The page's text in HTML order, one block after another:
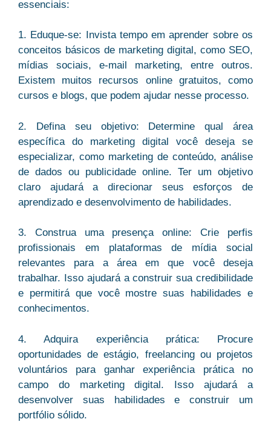
essenciais:
1. Eduque-se: Invista tempo em aprender sobre os
conceitos básicos de marketing digital, como SEO,
mídias sociais, e-mail marketing, entre outros.
Existem muitos recursos online gratuitos, como
cursos e blogs, que podem ajudar nesse processo.
2. Defina seu objetivo: Determine qual área
específica do marketing digital você deseja se
especializar, como marketing de conteúdo, análise
de dados ou publicidade online. Ter um objetivo
claro ajudará a direcionar seus esforços de
aprendizado e desenvolvimento de habilidades.
3. Construa uma presença online: Crie perfis
profissionais em plataformas de mídia social
relevantes para a área em que você deseja
trabalhar. Isso ajudará a construir sua credibilidade
e permitirá que você mostre suas habilidades e
conhecimentos.
4. Adquira experiência prática: Procure
oportunidades de estágio, freelancing ou projetos
voluntários para ganhar experiência prática no
campo do marketing digital. Isso ajudará a
desenvolver suas habilidades e construir um
portfólio sólido.